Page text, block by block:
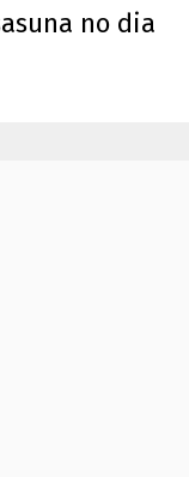
no dia